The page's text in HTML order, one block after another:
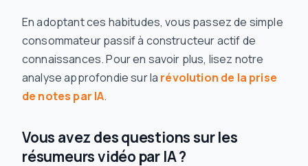
En adoptant ces habitudes, vous passez de simple
consommateur passif à constructeur actif de
connaissances. Pour en savoir plus, lisez notre
analyse approfondie sur la révolution de la prise
de notes par IA.
Vous avez des questions sur les
résumeurs vidéo par IA ?